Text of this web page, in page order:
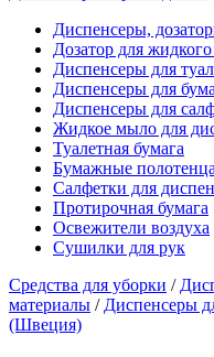
Диспенсеры,
Дозатор для
Диспенсеры для
Диспенсеры для
Диспенсеры для
Жидкое мыло для
Туалетная бумага
Бумажные полотенца
Салфетки для
Протирочная бумага
Освежители воздуха
Сушилки для рук
Средства для уборки /
материалы / Диспенсеры
(Швеция)